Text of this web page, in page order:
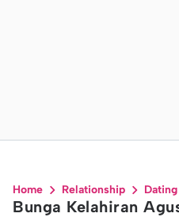
Home Relationship Dating
Bunga Kelahiran